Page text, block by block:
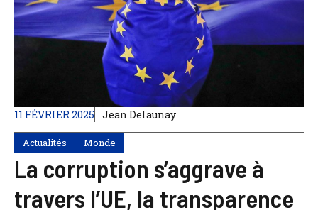
11 FÉVRIER 2025 Jean Delaunay
Actualités Monde
La corruption s’aggrave à
travers l’UE, la transparence